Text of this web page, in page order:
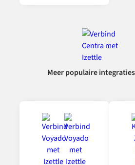
Meer populaire